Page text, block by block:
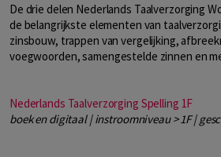
De drie delen Nederlands Taalverzorging
de belangrijkste elementen van
zinsbouw, trappen van vergelijking,
voegwoorden, samengestelde zinnen en
Nederlands Taalverzorging Spelling 1F
boek en digitaal | instroomniveau > 1F |